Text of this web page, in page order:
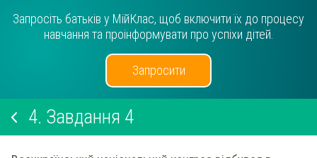
Запросіть батьків у МійКлас, щоб включити їх до процесу
навчання та проінформувати про успіхи дітей.
Запросити
4. Завдання 4